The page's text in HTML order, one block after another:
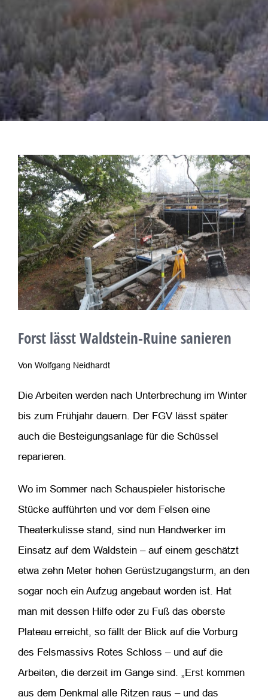
Zeige
grösseres
Bild
Forst lässt Waldstein-Ruine sanieren
Von Wolfgang Neidhardt
Die Arbeiten werden nach Unterbrechung im Winter
bis zum Frühjahr dauern. Der FGV lässt später
auch die Besteigungsanlage für die Schüssel
reparieren.
Wo im Sommer nach Schauspieler historische
Stücke aufführten und vor dem Felsen eine
Theaterkulisse stand, sind nun Handwerker im
Einsatz auf dem Waldstein – auf einem geschätzt
etwa zehn Meter hohen Gerüstzugangsturm, an den
sogar noch ein Aufzug angebaut worden ist. Hat
man mit dessen Hilfe oder zu Fuß das oberste
Plateau erreicht, so fällt der Blick auf die Vorburg
des Felsmassivs Rotes Schloss – und auf die
Arbeiten, die derzeit im Gange sind. „Erst kommen
aus dem Denkmal alle Ritzen raus – und das